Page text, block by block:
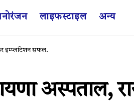
लाइफस्टाइल अन्य
इम्प्लांटेशन सफल.
अस्पताल,